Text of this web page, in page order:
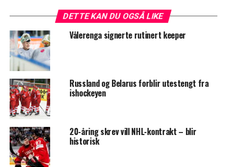
DETTE KAN DU OGSÅ LIKE
Vålerenga signerte rutinert keeper
Russland og Belarus forblir utestengt fra
ishockeyen
20-åring skrev vill NHL-kontrakt – blir
historisk